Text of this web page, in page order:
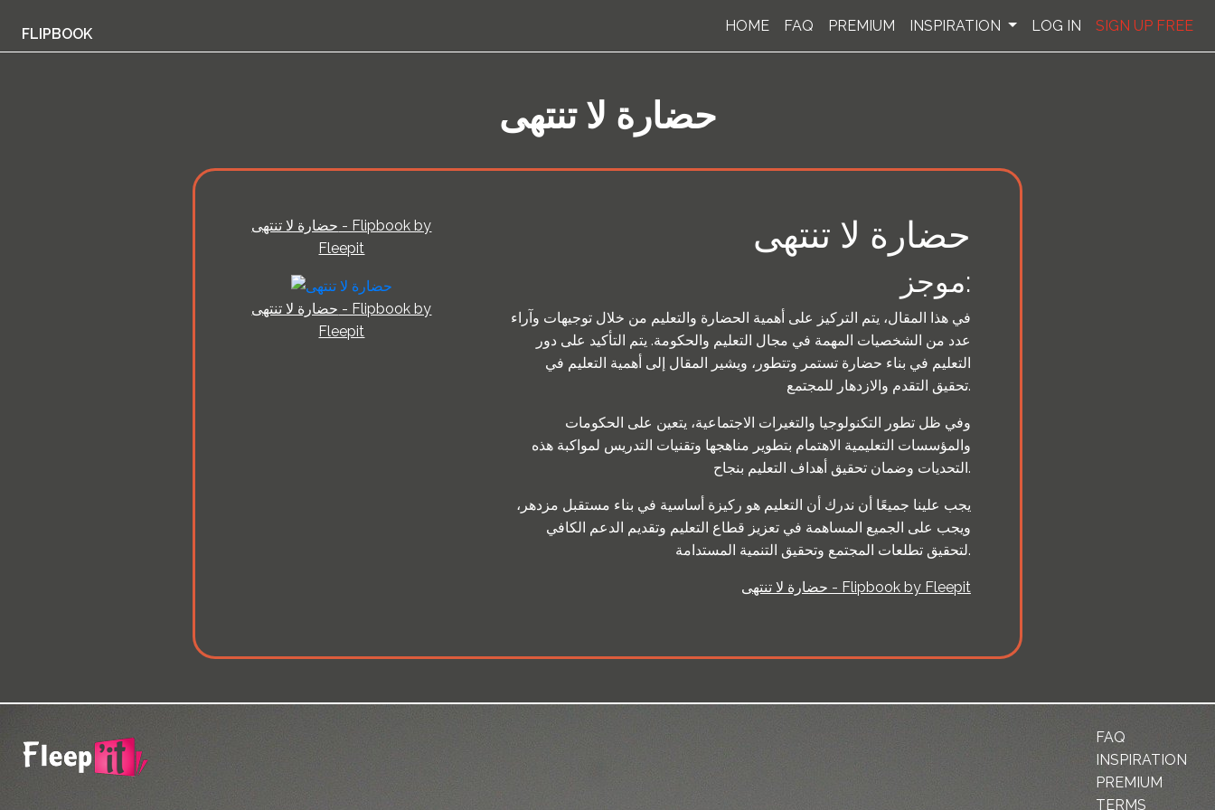
FLIPBOOK HOME FAQ PREMIUM INSPIRATION LOG IN SIGN UP FREE
حضارة لا تنتهى
حضارة لا تنتهى - Flipbook by
Fleepit
حضارة لا تنتهى - Flipbook by
Fleepit
حضارة لا تنتهى
موجز:
في هذا المقال، يتم التركيز على أهمية الحضارة والتعليم من خلال توجيهات وآراء
عدد من الشخصيات المهمة في مجال التعليم والحكومة. يتم التأكيد على دور
التعليم في بناء حضارة تستمر وتتطور، ويشير المقال إلى أهمية التعليم في
تحقيق التقدم والازدهار للمجتمع.
وفي ظل تطور التكنولوجيا والتغيرات الاجتماعية، يتعين على الحكومات
والمؤسسات التعليمية الاهتمام بتطوير مناهجها وتقنيات التدريس لمواكبة هذه
التحديات وضمان تحقيق أهداف التعليم بنجاح.
يجب علينا جميعًا أن ندرك أن التعليم هو ركيزة أساسية في بناء مستقبل مزدهر،
ويجب على الجميع المساهمة في تعزيز قطاع التعليم وتقديم الدعم الكافي
لتحقيق تطلعات المجتمع وتحقيق التنمية المستدامة.
حضارة لا تنتهى - Flipbook by Fleepit
FAQ
INSPIRATION
PREMIUM
TERMS